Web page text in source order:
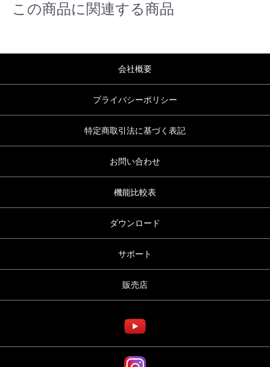
この商品に関連する商品
会社概要
プライバシーポリシー
特定商取引法に基づく表記
お問い合わせ
機能比較表
ダウンロード
サポート
販売店